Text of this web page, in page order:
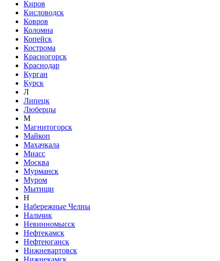
Киров
Кисловодск
Ковров
Коломна
Копейск
Кострома
Красногорск
Краснодар
Курган
Курск
Л
Липецк
Люберцы
М
Магнитогорск
Майкоп
Махачкала
Миасс
Москва
Мурманск
Муром
Мытищи
Н
Набережные Челны
Нальчик
Невинномысск
Нефтекамск
Нефтеюганск
Нижневартовск
Нижнекамск